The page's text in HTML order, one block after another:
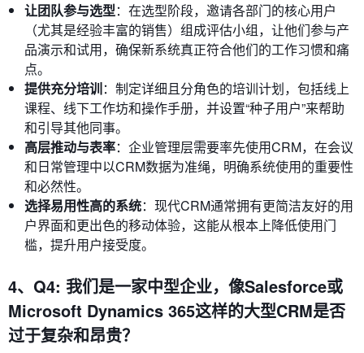
让团队参与选型：在选型阶段，邀请各部门的核心用户
（尤其是经验丰富的销售）组成评估小组，让他们参与产
品演示和试用，确保新系统真正符合他们的工作习惯和痛
点。
提供充分培训：制定详细且分角色的培训计划，包括线上
课程、线下工作坊和操作手册，并设置“种子用户”来帮助
和引导其他同事。
高层推动与表率：企业管理层需要率先使用CRM，在会议
和日常管理中以CRM数据为准绳，明确系统使用的重要性
和必然性。
选择易用性高的系统：现代CRM通常拥有更简洁友好的用
户界面和更出色的移动体验，这能从根本上降低使用门
槛，提升用户接受度。
4、Q4: 我们是一家中型企业，像Salesforce或
Microsoft Dynamics 365这样的大型CRM是否
过于复杂和昂贵？